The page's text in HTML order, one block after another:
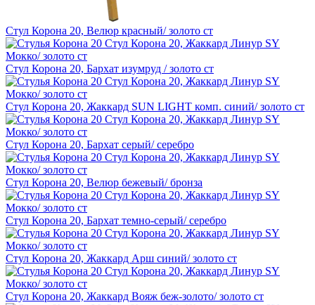
Стул Корона 20, Велюр красный/ золото ст
Стул Корона 20, Бархат изумруд / золото ст
Стул Корона 20, Жаккард SUN LIGHT комп. синий/ золото ст
Стул Корона 20, Бархат серый/ серебро
Стул Корона 20, Велюр бежевый/ бронза
Стул Корона 20, Бархат темно-серый/ серебро
Стул Корона 20, Жаккард Арш синий/ золото ст
Стул Корона 20, Жаккард Вояж беж-золото/ золото ст